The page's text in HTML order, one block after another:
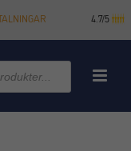
4.7/5